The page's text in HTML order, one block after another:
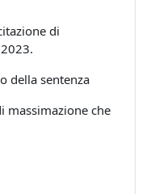
di
della sentenza
massimazione che